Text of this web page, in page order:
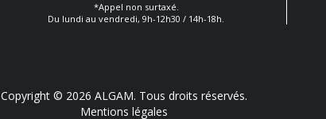
*Appel non surtaxé.
Du lundi au vendredi, 9h-12h30 / 14h-18h.
Copyright © 2026 ALGAM. Tous droits réservés.
Mentions légales